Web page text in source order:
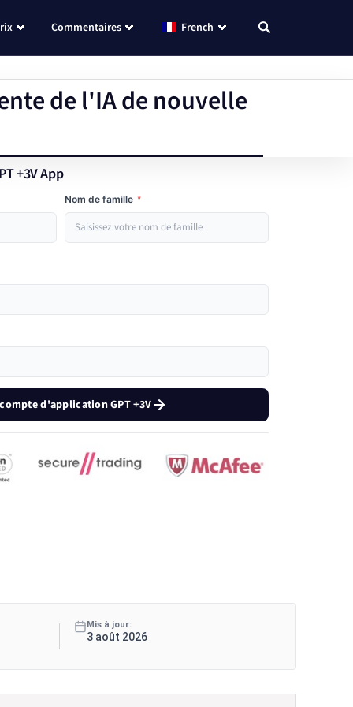
Commentaires French
de l'IA de nouvelle
+3V App
Nom de famille *
d'application GPT +3V
Mis à jour:
3 août 2026